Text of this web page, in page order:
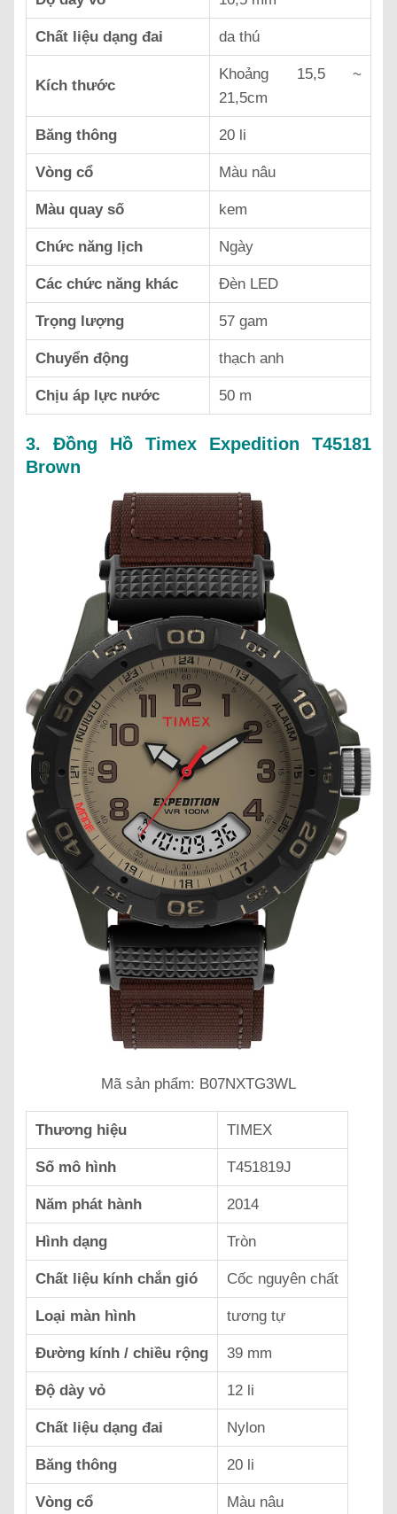
Chất liệu dạng đai da thú
Kích thước
Khoảng 15,5 ~
21,5cm
Băng thông 20 li
Vòng cổ Màu nâu
Màu quay số kem
Chức năng lịch Ngày
Các chức năng khác Đèn LED
Trọng lượng 57 gam
Chuyển động thạch anh
Chịu áp lực nước 50 m
3. Đồng Hồ Timex Expedition T45181
Brown
Mã sản phẩm: B07NXTG3WL
Thương hiệu TIMEX
Số mô hình T451819J
Năm phát hành 2014
Hình dạng Tròn
Chất liệu kính chắn gió Cốc nguyên chất
Loại màn hình tương tự
Đường kính / chiều rộng 39 mm
Độ dày vỏ 12 li
Chất liệu dạng đai Nylon
Băng thông 20 li
Vòng cổ Màu nâu